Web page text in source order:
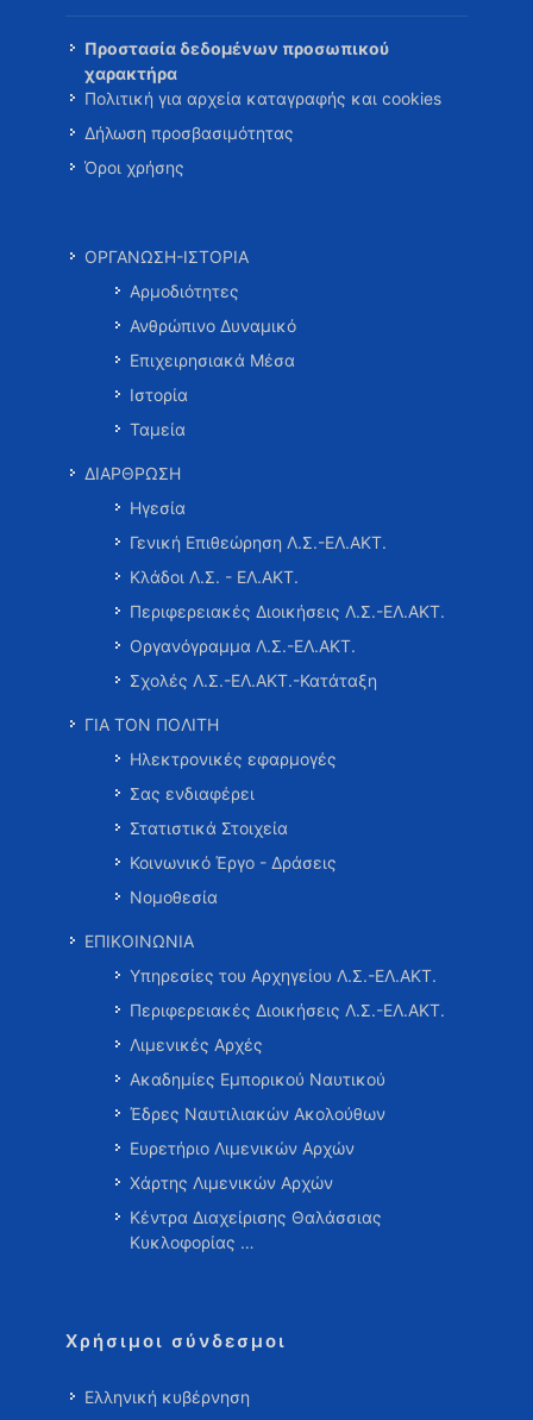
Προστασία δεδομένων προσωπικού
χαρακτήρα
Πολιτική για αρχεία καταγραφής και cookies
Δήλωση προσβασιμότητας
Όροι χρήσης
ΟΡΓΑΝΩΣΗ-ΙΣΤΟΡΙΑ
Αρμοδιότητες
Ανθρώπινο Δυναμικό
Επιχειρησιακά Μέσα
Ιστορία
Ταμεία
ΔΙΑΡΘΡΩΣΗ
Ηγεσία
Γενική Επιθεώρηση Λ.Σ.-ΕΛ.ΑΚΤ.
Κλάδοι Λ.Σ. - ΕΛ.ΑΚΤ.
Περιφερειακές Διοικήσεις Λ.Σ.-ΕΛ.ΑΚΤ.
Οργανόγραμμα Λ.Σ.-ΕΛ.ΑΚΤ.
Σχολές Λ.Σ.-ΕΛ.ΑΚΤ.-Κατάταξη
ΓΙΑ ΤΟΝ ΠΟΛΙΤΗ
Ηλεκτρονικές εφαρμογές
Σας ενδιαφέρει
Στατιστικά Στοιχεία
Κοινωνικό Έργο - Δράσεις
Νομοθεσία
ΕΠΙΚΟΙΝΩΝΙΑ
Υπηρεσίες του Αρχηγείου Λ.Σ.-ΕΛ.ΑΚΤ.
Περιφερειακές Διοικήσεις Λ.Σ.-ΕΛ.ΑΚΤ.
Λιμενικές Αρχές
Ακαδημίες Εμπορικού Ναυτικού
Έδρες Ναυτιλιακών Ακολούθων
Ευρετήριο Λιμενικών Αρχών
Χάρτης Λιμενικών Αρχών
Κέντρα Διαχείρισης Θαλάσσιας
Κυκλοφορίας …
Χρήσιμοι σύνδεσμοι
Ελληνική κυβέρνηση